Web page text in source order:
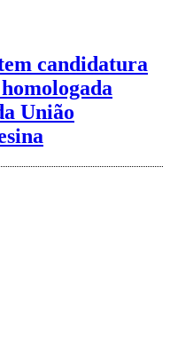
candidatura
União